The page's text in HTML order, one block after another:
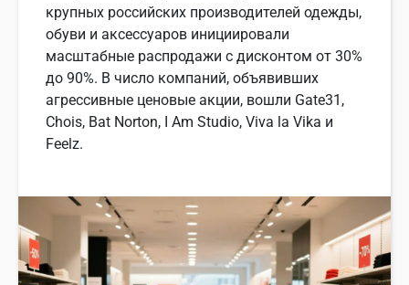
крупных российских производителей одежды,
обуви и аксессуаров инициировали
масштабные распродажи с дисконтом от 30%
до 90%. В число компаний, объявивших
агрессивные ценовые акции, вошли Gate31,
Chois, Bat Norton, I Am Studio, Viva la Vika и
Feelz.